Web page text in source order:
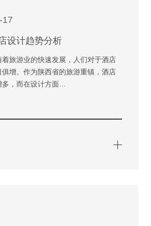
17
设计趋势分析
着旅游业的快速发展，人们对于酒店
增。作为陕西省的旅游重镇，酒店
，而在设计方面…